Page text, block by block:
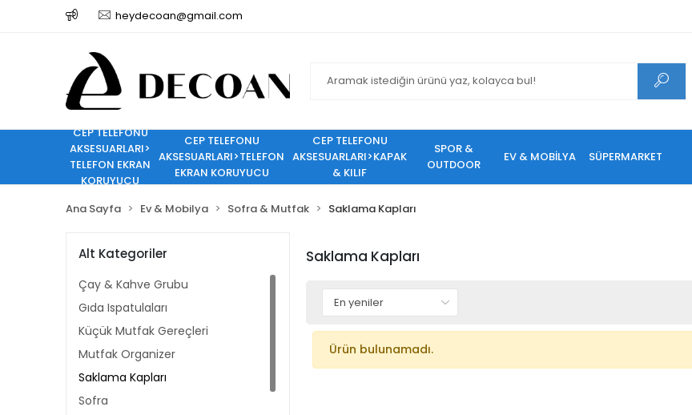
heydecoan@gmail.com
CEP TELEFONU
AKSESUARLARI>
TELEFON EKRAN
KORUYUCU
CEP TELEFONU
AKSESUARLARI>TELEFON
EKRAN KORUYUCU
CEP TELEFONU
AKSESUARLARI>KAPAK
& KILIF
SPOR &
OUTDOOR
EV & MOBİLYA SÜPERMARKET
Ana Sayfa Ev & Mobilya Sofra & Mutfak Saklama Kapları
Alt Kategoriler
Çay & Kahve Grubu
Gıda Ispatulaları
Küçük Mutfak Gereçleri
Mutfak Organizer
Saklama Kapları
Sofra
Saklama Kapları
Ürün bulunamadı.